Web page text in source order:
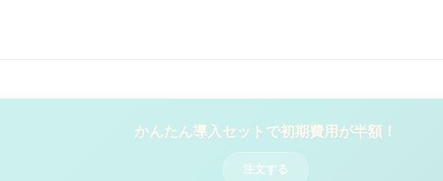
かんたん導入セットで初期費用が半額！
注文する